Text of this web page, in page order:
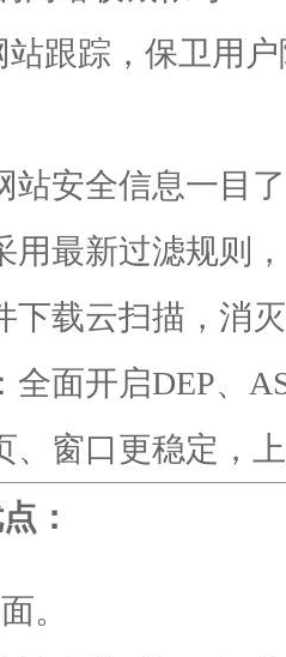
站跟踪，保卫用
站安全信息一目
用最新过滤规则
下载云扫描，消
全面开启DEP、
、窗口更稳定，
：
。